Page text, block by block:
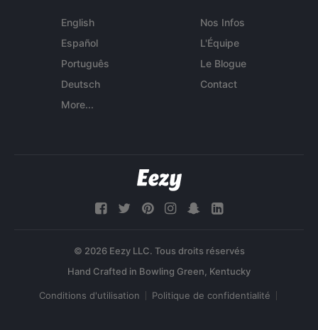
English
Español
Português
Deutsch
More...
Nos Infos
L'Équipe
Le Blogue
Contact
© 2026 Eezy LLC. Tous droits réservés
Conditions d'utilisation Politique de confidentialité